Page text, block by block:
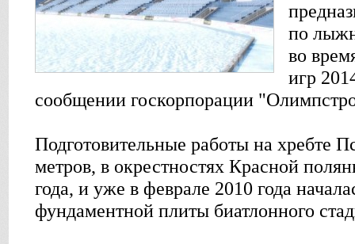
по
во
игр
сообщении госкорпорации
Подготовительные работы на хребте
метров, в окрестностях Красной
года, и уже в феврале 2010 года
фундаментной плиты биатлонного